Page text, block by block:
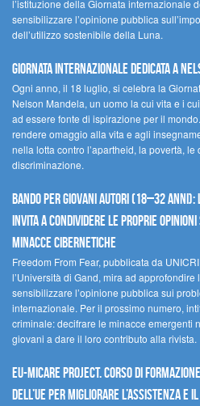
l’istituzione della Giornata internazionale
sensibilizzare l’opinione pubblica
dell’utilizzo sostenibile della Luna.
Giornata internazionale dedicata a
Ogni anno, il 18 luglio, si celebra la
Nelson Mandela, un uomo la cui vita e i
ad essere fonte di ispirazione per il
rendere omaggio alla vita e agli
nella lotta contro l’apartheid, la povertà,
discriminazione.
Bando per giovani autori (18–32 anni):
invita a condividere le proprie
minacce cibernetiche
Freedom From Fear, pubblicata da
l’Università di Gand, mira ad approfondire
sensibilizzare l’opinione pubblica sui
internazionale. Per il prossimo numero,
criminale: decifrare le minacce emergenti
giovani a dare il loro contributo alla rivista.
EU-MiCare Project. Corso di
dell’UE per migliorare l’assistenza